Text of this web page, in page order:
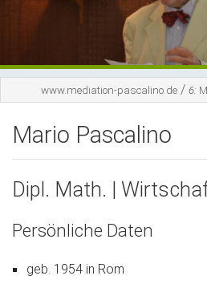
Moderation
Mario Pascalino
Kontakt
Links
www.mediation-pascalino.de / 6:
Mario Pascalino
Dipl. Math. |
Persönliche Daten
geb. 1954 in Rom